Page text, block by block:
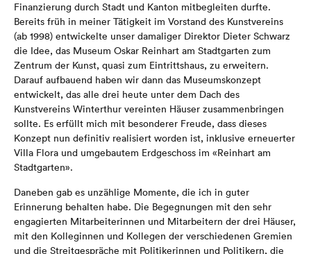
Finanzierung durch Stadt und Kanton mitbegleiten durfte.
Bereits früh in meiner Tätigkeit im Vorstand des Kunstvereins
(ab 1998) entwickelte unser damaliger Direktor Dieter Schwarz
die Idee, das Museum Oskar Reinhart am Stadtgarten zum
Zentrum der Kunst, quasi zum Eintrittshaus, zu erweitern.
Darauf aufbauend haben wir dann das Museumskonzept
entwickelt, das alle drei heute unter dem Dach des
Kunstvereins Winterthur vereinten Häuser zusammenbringen
sollte. Es erfüllt mich mit besonderer Freude, dass dieses
Konzept nun definitiv realisiert worden ist, inklusive erneuerter
Villa Flora und umgebautem Erdgeschoss im «Reinhart am
Stadtgarten».
Daneben gab es unzählige Momente, die ich in guter
Erinnerung behalten habe. Die Begegnungen mit den sehr
engagierten Mitarbeiterinnen und Mitarbeitern der drei Häuser,
mit den Kolleginnen und Kollegen der verschiedenen Gremien
und die Streitgespräche mit Politikerinnen und Politikern, die